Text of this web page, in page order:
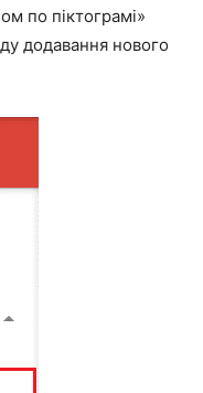
по піктограмі»
додавання нового